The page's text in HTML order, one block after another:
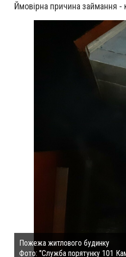
Ймовірна причина займання
Пожежа житлового будинку
Фото: "Служба порятунку 101